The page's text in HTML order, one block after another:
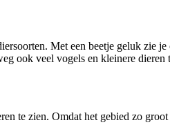
Met een beetje geluk zie je
ook veel vogels en kleinere dieren
te zien. Omdat het gebied zo